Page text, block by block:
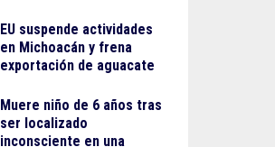
EU suspende actividades
en Michoacán y frena
exportación de aguacate
Muere niño de 6 años tras
ser localizado
inconsciente en una